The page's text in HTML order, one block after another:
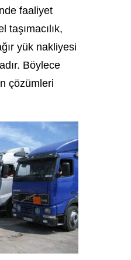
faaliyet
yük nakliyesi
Böylece
çözümleri